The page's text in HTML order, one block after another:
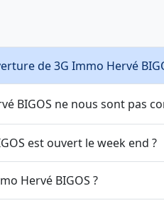
BIGOS ne nous sont pas
Est-ce que 3G Immo Hervé BIGOS est ouvert le week end ?
Quelle est l'adresse de 3G Immo Hervé BIGOS ?